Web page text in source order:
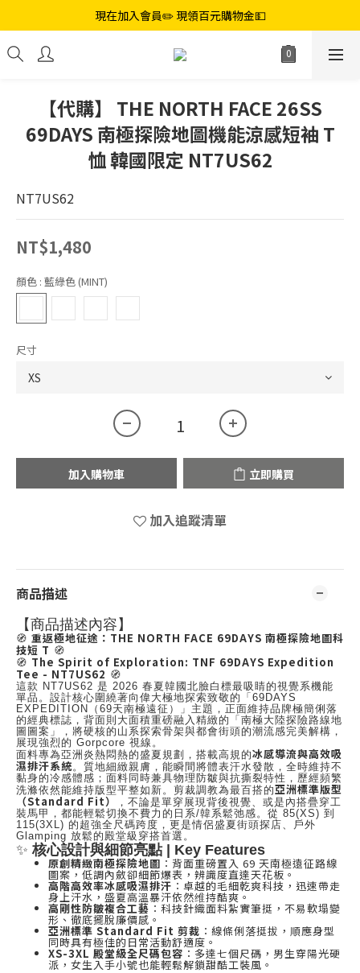
現在加入會員✏️ 現領百元購物金💵
【代購】 THE NORTH FACE 26SS
69DAYS 南極探險地圖機能涼感短袖 T
恤 韓國限定 NT7US62
NT7US62
NT$1,480
顏色 : 藍綠色 (MINT)
尺寸
加入購物車 立即購買
加入追蹤清單
商品描述
【商品描述內容】
🧭 重返極地征途：THE NORTH FACE 69DAYS 南極探險地圖科
技短 T 🧭
🧭 The Spirit of Exploration: TNF 69DAYS Expedition
Tee - NT7US62 🧭
這款 NT7US62 是 2026 春夏韓國北臉白標最吸睛的視覺系機能
單品。設計核心圍繞著向偉大極地探索致敬的「69DAYS
EXPEDITION（69天南極遠征）」主題，正面維持品牌極簡俐落
的經典標誌，背面則大面積重磅融入精緻的「南極大陸探險路線地
圖圖案」，將硬核的山系探索骨架與都會街頭的潮流感完美解構，
展現強烈的 Gorpcore 視線。
面料專為亞洲炎熱悶熱的盛夏規劃，搭載高規的冰感導流與高效吸
濕排汗系統。質地細緻親膚，能瞬間將體表汗水發散，全時維持不
黏身的冷感體感；面料同時兼具物理防皺與抗撕裂特性，歷經頻繁
洗滌依然能維持版型平整如新。剪裁調教為最百搭的亞洲標準版型
（Standard Fit）
，不論是單穿展現背後視覺、或是內搭疊穿工
裝馬甲，都能輕鬆切換不費力的日系/韓系鬆弛感。從 85(XS) 到
115(3XL) 的超強全尺碼跨度，更是情侶盛夏街頭探店、戶外
Glamping 放鬆的殿堂級穿搭首選。
✨核心設計與細節亮點 | Key Features
原創精緻南極探險地圖 ：背面重磅置入 69 天南極遠征路線
圖案，低調內斂卻細節爆表，辨識度直達天花板。
高階高效率冰感吸濕排汗 ：卓越的毛細乾爽科技，迅速帶走
身上汗水，盛夏高溫暴汗依然维持酷爽。
高剛性防皺複合工藝 ：科技針織面料紮實筆挺，不易軟塌變
形、徹底擺脫廉價感。
亞洲標準 Standard Fit 剪裁 ：線條俐落挺拔，順應身型
同時具有極佳的日常活動舒適度。
XS-3XL 殿堂級全尺碼包容 ：多達七個尺碼，男生穿陽光硬
派，女生入手小號也能輕鬆解鎖甜酷工裝風。